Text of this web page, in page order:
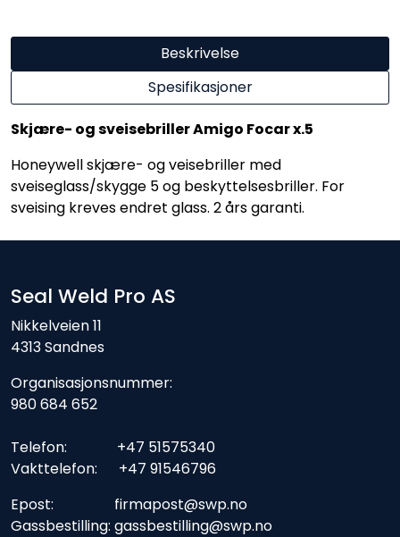
Beskrivelse
Spesifikasjoner
Skjære- og sveisebriller Amigo Focar x.5
Honeywell skjære- og veisebriller med
sveiseglass/skygge 5 og beskyttelsesbriller. For
sveising kreves endret glass. 2 års garanti.
Seal Weld Pro AS
Nikkelveien 11
4313 Sandnes
Organisasjonsnummer:
980 684 652
Telefon: +47 51575340
Vakttelefon: +47 91546796
Epost: firmapost@swp.no
Gassbestilling: gassbestilling@swp.no